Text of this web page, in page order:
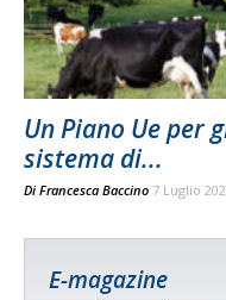
Un Piano Ue per
sistema di...
Di Francesca Baccino 7 Luglio
E-magazine